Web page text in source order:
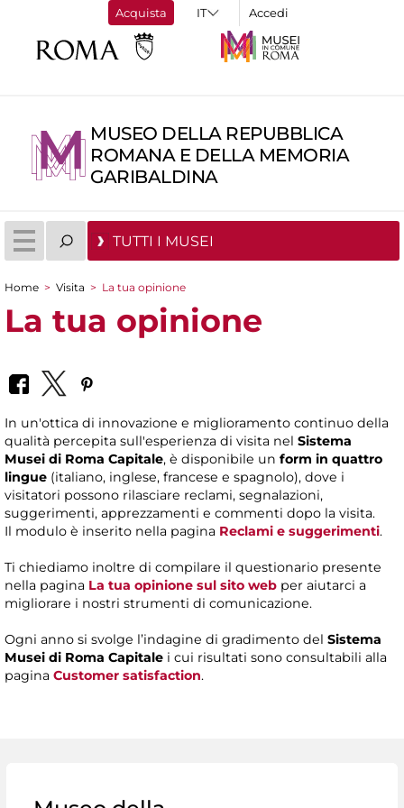
Acquista Accedi
MUSEO DELLA REPUBBLICA
ROMANA E DELLA MEMORIA
GARIBALDINA
TUTTI I MUSEI
Tu sei qui
Home > Visita > La tua opinione
La tua opinione
In un'ottica di innovazione e miglioramento continuo della
qualità percepita sull'esperienza di visita nel Sistema
Musei di Roma Capitale, è disponibile un form in quattro
lingue (italiano, inglese, francese e spagnolo), dove i
visitatori possono rilasciare reclami, segnalazioni,
suggerimenti, apprezzamenti e commenti dopo la visita.
Il modulo è inserito nella pagina Reclami e suggerimenti.
Ti chiediamo inoltre di compilare il questionario presente
nella pagina La tua opinione sul sito web per aiutarci a
migliorare i nostri strumenti di comunicazione.
Ogni anno si svolge l’indagine di gradimento del Sistema
Musei di Roma Capitale i cui risultati sono consultabili alla
pagina Customer satisfaction.